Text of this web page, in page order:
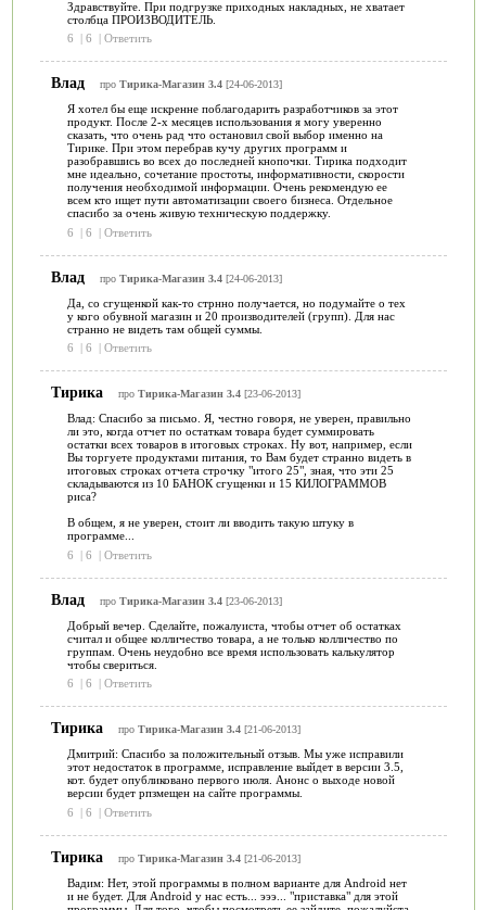
Здравствуйте. При подгрузке приходных накладных, не хватает
столбца ПРОИЗВОДИТЕЛЬ.
6
| 6 | Ответить
Влад про Тирика-Магазин 3.4[24-06-2013]
Я хотел бы еще искренне поблагодарить разработчиков за этот
продукт. После 2-х месяцев использования я могу уверенно
сказать, что очень рад что остановил свой выбор именно на
Тирике. При этом перебрав кучу других программ и
разобравшись во всех до последней кнопочки. Тирика подходит
мне идеально, сочетание простоты, информативности, скорости
получения необходимой информации. Очень рекомендую ее
всем кто ищет пути автоматизации своего бизнеса. Отдельное
спасибо за очень живую техническую поддержку.
6
| 6 | Ответить
Влад про Тирика-Магазин 3.4[24-06-2013]
Да, со сгущенкой как-то стрнно получается, но подумайте о тех
у кого обувной магазин и 20 производителей (групп). Для нас
странно не видеть там общей суммы.
6
| 6 | Ответить
Тирика про Тирика-Магазин 3.4[23-06-2013]
Влад: Спасибо за письмо. Я, честно говоря, не уверен, правильно
ли это, когда отчет по остаткам товара будет суммировать
остатки всех товаров в итоговых строках. Ну вот, например, если
Вы торгуете продуктами питания, то Вам будет странно видеть в
итоговых строках отчета строчку "итого 25", зная, что эти 25
складываются из 10 БАНОК сгущенки и 15 КИЛОГРАММОВ
риса?
В общем, я не уверен, стоит ли вводить такую штуку в
программе...
6
| 6 | Ответить
Влад про Тирика-Магазин 3.4[23-06-2013]
Добрый вечер. Сделайте, пожалуиста, чтобы отчет об остатках
считал и общее колличество товара, а не только колличество по
группам. Очень неудобно все время использовать калькулятор
чтобы свериться.
6
| 6 | Ответить
Тирика про Тирика-Магазин 3.4[21-06-2013]
Дмитрий: Спасибо за положительный отзыв. Мы уже исправили
этот недостаток в программе, исправление выйдет в версии 3.5,
кот. будет опубликовано первого июля. Анонс о выходе новой
версии будет рпзмещен на сайте программы.
6
| 6 | Ответить
Тирика про Тирика-Магазин 3.4[21-06-2013]
Вадим: Нет, этой программы в полном варианте для Android нет
и не будет. Для Android у нас есть... эээ... "приставка" для этой